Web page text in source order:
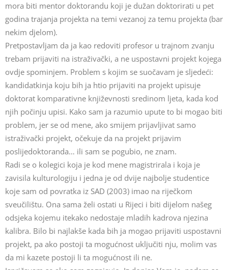
mora biti mentor doktorandu koji je dužan doktorirati u pet
godina trajanja projekta na temi vezanoj za temu projekta (bar
nekim djelom).
Pretpostavljam da ja kao redoviti profesor u trajnom zvanju
trebam prijaviti na istraživački, a ne uspostavni projekt kojega
ovdje spominjem. Problem s kojim se suočavam je sljedeći:
kandidatkinja koju bih ja htio prijaviti na projekt upisuje
doktorat komparativne književnosti sredinom ljeta, kada kod
njih počinju upisi. Kako sam ja razumio upute to bi mogao biti
problem, jer se od mene, ako smijem prijavljivat samo
istraživački projekt, očekuje da na projekt prijavim
poslijedoktoranda… ili sam se pogubio, ne znam.
Radi se o kolegici koja je kod mene magistrirala i koja je
zavisila kulturologiju i jedna je od dvije najbolje studentice
koje sam od povratka iz SAD (2003) imao na riječkom
sveučilištu. Ona sama želi ostati u Rijeci i biti dijelom našeg
odsjeka kojemu itekako nedostaje mladih kadrova njezina
kalibra. Bilo bi najlakše kada bih ja mogao prijaviti uspostavni
projekt, pa ako postoji ta mogućnost uključiti nju, molim vas
da mi kazete postoji li ta mogućnost ili ne.